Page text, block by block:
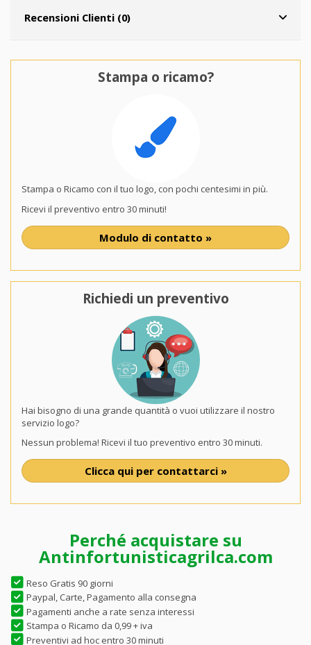
Recensioni Clienti (0)
Stampa o ricamo?
Stampa o Ricamo con il tuo logo, con pochi centesimi in più.
Ricevi il preventivo entro 30 minuti!
Modulo di contatto »
Richiedi un preventivo
Hai bisogno di una grande quantità o vuoi utilizzare il nostro
servizio logo?
Nessun problema! Ricevi il tuo preventivo entro 30 minuti.
Clicca qui per contattarci »
Perché acquistare su
Antinfortunisticagrilca.com
Reso Gratis 90 giorni
Paypal, Carte, Pagamento alla consegna
Pagamenti anche a rate senza interessi
Stampa o Ricamo da 0,99 + iva
Preventivi ad hoc entro 30 minuti